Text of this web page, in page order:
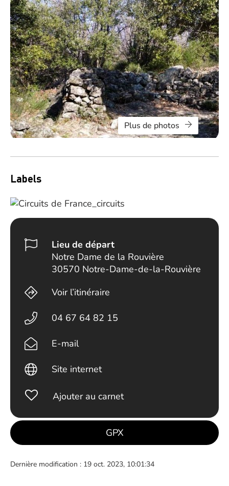
Plus de photos
Labels
Lieu de départ
Notre Dame de la Rouvière
30570 Notre-Dame-de-la-Rouvière
Voir l’itinéraire
04 67 64 82 15
E-mail
Site internet
Ajouter au carnet
GPX
Dernière modification : 19 oct. 2023, 10:01:34